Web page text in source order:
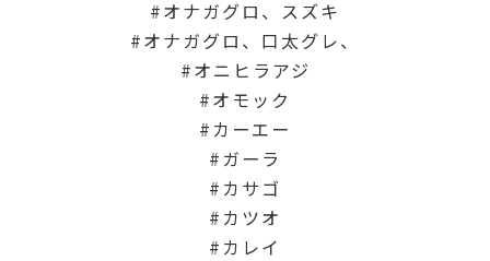
オナガグロ、スズキ
オナガグロ、口太グレ、
オニヒラアジ
オモック
カーエー
ガーラ
カサゴ
カツオ
カレイ